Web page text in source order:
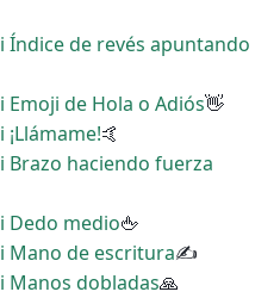
Índice de revés apuntando
de Hola o Adiós👋
🤙
Brazo haciendo fuerza
Dedo medio🖕
Mano de escritura✍
Manos dobladas🙏